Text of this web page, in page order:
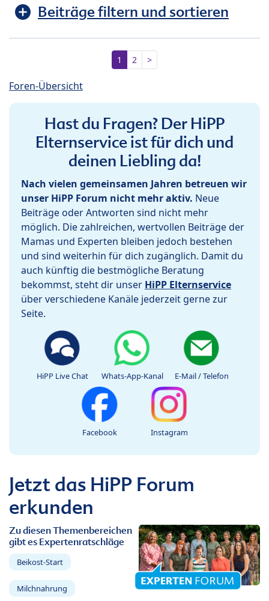
Beiträge filtern und sortieren
1 2 >
Foren-Übersicht
Hast du Fragen? Der HiPP
Elternservice ist für dich und
deinen Liebling da!
Nach vielen gemeinsamen Jahren betreuen wir
unser HiPP Forum nicht mehr aktiv. Neue
Beiträge oder Antworten sind nicht mehr
möglich. Die zahlreichen, wertvollen Beiträge der
Mamas und Experten bleiben jedoch bestehen
und sind weiterhin für dich zugänglich. Damit du
auch künftig die bestmögliche Beratung
bekommst, steht dir unser HiPP Elternservice
über verschiedene Kanäle jederzeit gerne zur
Seite.
HiPP Live Chat Whats-App-Kanal E-Mail / Telefon
Facebook Instagram
Jetzt das HiPP Forum
erkunden
Zu diesen Themenbereichen
gibt es Expertenratschläge
Beikost-Start
Milchnahrung